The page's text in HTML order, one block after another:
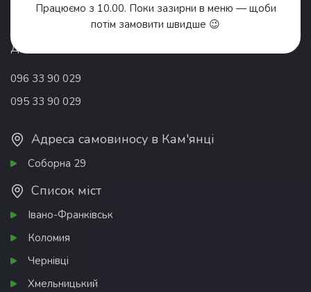
Про компанію
Франшиза
Контакти
Донати
096 33 90 029
095 33 90 029
Адреса самовиносу в Кам'янці
Соборна 29
Список міст
Івано-Франківськ
Коломия
Чернівці
Хмельницький
Працюємо з 10.00. Поки зазирни в меню — щоби
потім замовити швидше 😉